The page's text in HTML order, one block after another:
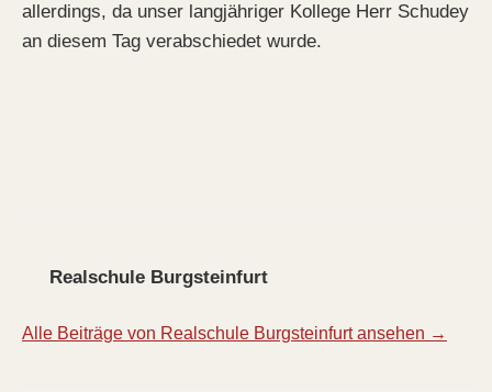
allerdings, da unser langjähriger Kollege Herr Schudey
an diesem Tag verabschiedet wurde.
Realschule Burgsteinfurt
Alle Beiträge von Realschule Burgsteinfurt ansehen →